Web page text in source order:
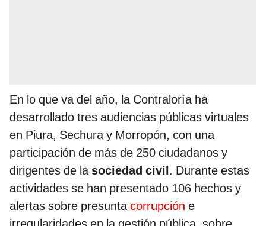
En lo que va del año, la Contraloría ha
desarrollado tres audiencias públicas virtuales
en Piura, Sechura y Morropón, con una
participación de más de 250 ciudadanos y
dirigentes de la sociedad civil. Durante estas
actividades se han presentado 106 hechos y
alertas sobre presuntacorrupción e